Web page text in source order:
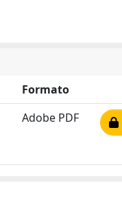
Formato
Adobe PDF